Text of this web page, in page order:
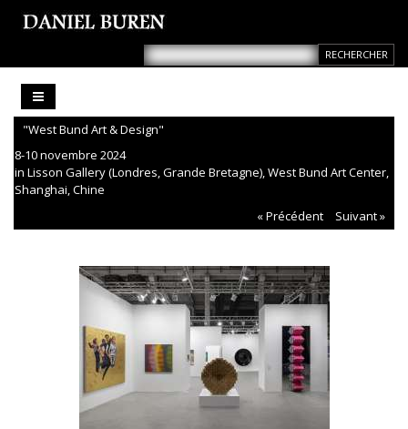
"West Bund Art & Design"
8-10 novembre 2024
in Lisson Gallery (Londres, Grande Bretagne), West Bund Art Center,
Shanghai, Chine
« Précédent
Suivant »